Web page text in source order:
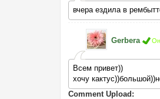
вчера ездила в
Gerbera
Всем привет))
хочу
Comment Upload: